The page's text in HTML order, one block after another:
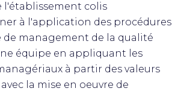
l'établissement colis
à l'application des procédures
de management de la qualité
équipe en appliquant les
à partir des valeurs
la mise en oeuvre de